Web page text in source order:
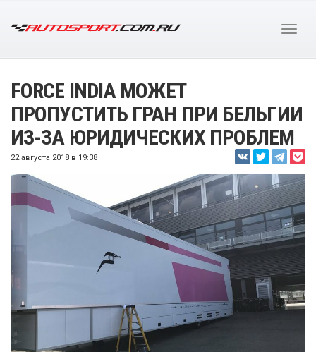
FORCE INDIA МОЖЕТ
ПРОПУСТИТЬ ГРАН ПРИ БЕЛЬГИИ
ИЗ-ЗА ЮРИДИЧЕСКИХ ПРОБЛЕМ
22 августа 2018 в 19:38